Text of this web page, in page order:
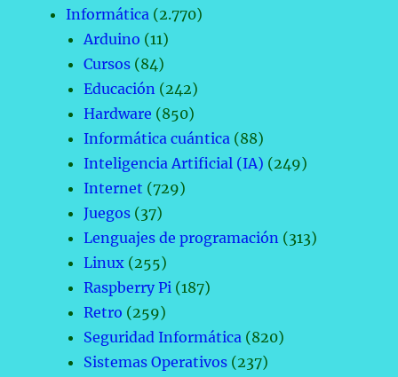
Informática (2.770)
Arduino (11)
Cursos (84)
Educación (242)
Hardware (850)
Informática cuántica (88)
Inteligencia Artificial (IA) (249)
Internet (729)
Juegos (37)
Lenguajes de programación (313)
Linux (255)
Raspberry Pi (187)
Retro (259)
Seguridad Informática (820)
Sistemas Operativos (237)